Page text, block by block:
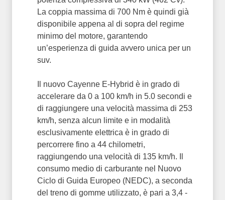
La coppia massima di 700 Nm è quindi già
disponibile appena al di sopra del regime
minimo del motore, garantendo
un’esperienza di guida avvero unica per un
suv.
Il nuovo Cayenne E-Hybrid è in grado di
accelerare da 0 a 100 km/h in 5.0 secondi e
di raggiungere una velocità massima di 253
km/h, senza alcun limite e in modalità
esclusivamente elettrica è in grado di
percorrere fino a 44 chilometri,
raggiungendo una velocità di 135 km/h. Il
consumo medio di carburante nel Nuovo
Ciclo di Guida Europeo (NEDC), a seconda
del treno di gomme utilizzato, è pari a 3,4 -